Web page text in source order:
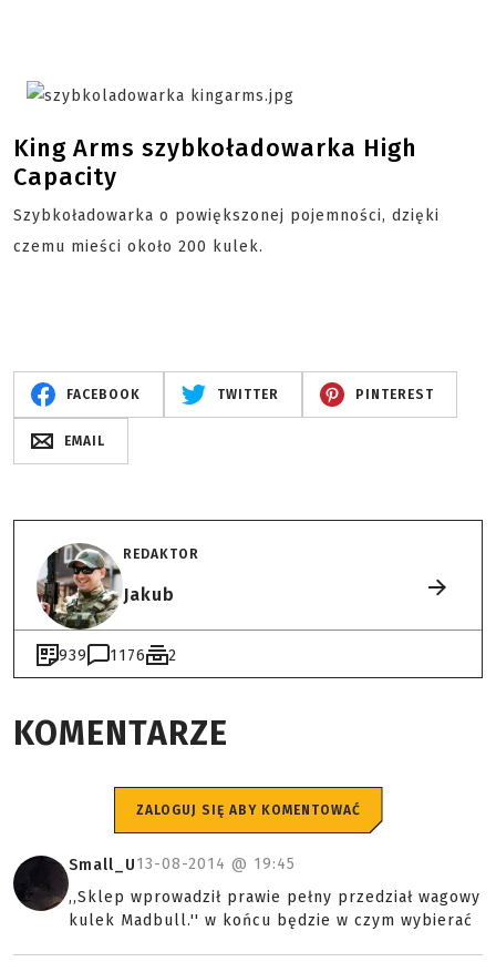
King Arms szybkoładowarka High
Capacity
Szybkoładowarka o powiększonej pojemności, dzięki
czemu mieści około 200 kulek.
FACEBOOK TWITTER PINTEREST
EMAIL
REDAKTOR
Jakub
939 1176 2
KOMENTARZE
ZALOGUJ SIĘ ABY KOMENTOWAĆ
Small_U13-08-2014 @ 19:45
,,Sklep wprowadził prawie pełny przedział wagowy
kulek Madbull.'' w końcu będzie w czym wybierać